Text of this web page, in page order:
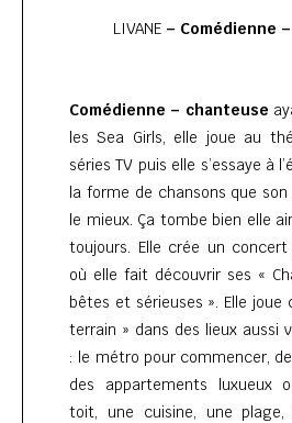
LIVANE – Comédienne
Comédienne – chanteuse
les Sea Girls, elle joue au
séries TV puis elle s’essaye à
la forme de chansons que son
le mieux. Ça tombe bien elle
toujours. Elle crée un
où elle fait découvrir ses «
bêtes et sérieuses ». Elle
terrain » dans des lieux aussi
: le métro pour commencer,
des appartements luxueux
toit, une cuisine, une plage,